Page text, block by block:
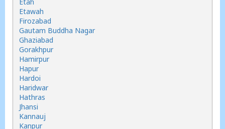
Etawah
Firozabad
Gautam Buddha Nagar
Ghaziabad
Gorakhpur
Hamirpur
Hapur
Hardoi
Haridwar
Hathras
Jhansi
Kannauj
Kanpur